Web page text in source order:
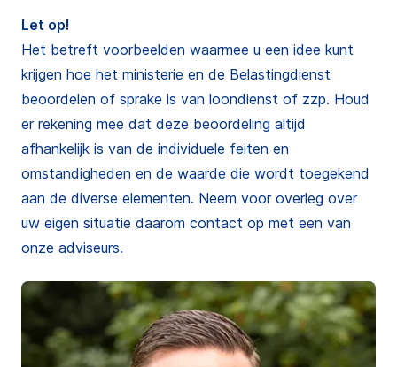
Let op!
Het betreft voorbeelden waarmee u een idee kunt
krijgen hoe het ministerie en de Belastingdienst
beoordelen of sprake is van loondienst of zzp. Houd
er rekening mee dat deze beoordeling altijd
afhankelijk is van de individuele feiten en
omstandigheden en de waarde die wordt toegekend
aan de diverse elementen. Neem voor overleg over
uw eigen situatie daarom contact op met een van
onze adviseurs.